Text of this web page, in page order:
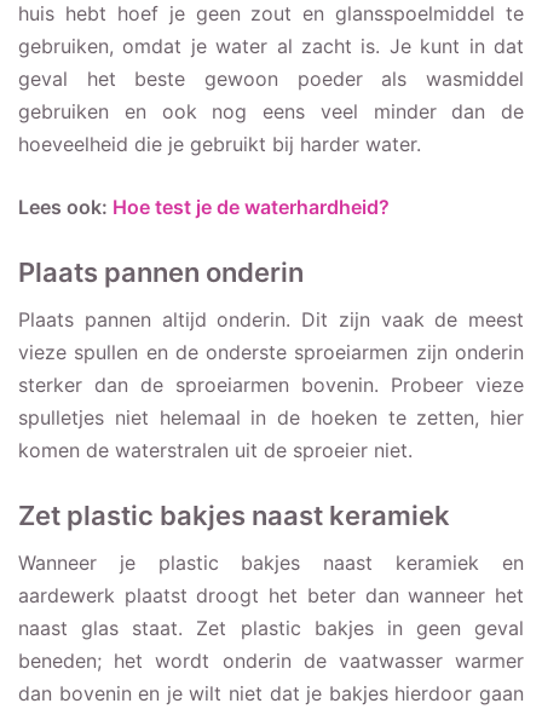
huis hebt hoef je geen zout en glansspoelmiddel te
gebruiken, omdat je water al zacht is. Je kunt in dat
geval het beste gewoon poeder als wasmiddel
gebruiken en ook nog eens veel minder dan de
hoeveelheid die je gebruikt bij harder water.
Lees ook: Hoe test je de waterhardheid?
Plaats pannen onderin
Plaats pannen altijd onderin. Dit zijn vaak de meest
vieze spullen en de onderste sproeiarmen zijn onderin
sterker dan de sproeiarmen bovenin. Probeer vieze
spulletjes niet helemaal in de hoeken te zetten, hier
komen de waterstralen uit de sproeier niet.
Zet plastic bakjes naast keramiek
Wanneer je plastic bakjes naast keramiek en
aardewerk plaatst droogt het beter dan wanneer het
naast glas staat. Zet plastic bakjes in geen geval
beneden; het wordt onderin de vaatwasser warmer
dan bovenin en je wilt niet dat je bakjes hierdoor gaan